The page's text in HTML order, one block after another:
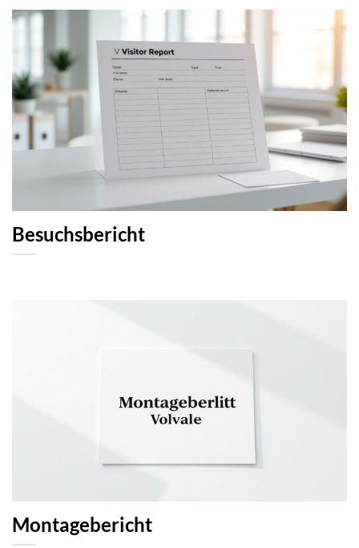
Besuchsbericht
Montagebericht